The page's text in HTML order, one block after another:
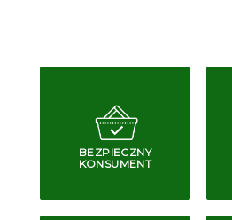
BEZPIECZNY
KONSUMENT